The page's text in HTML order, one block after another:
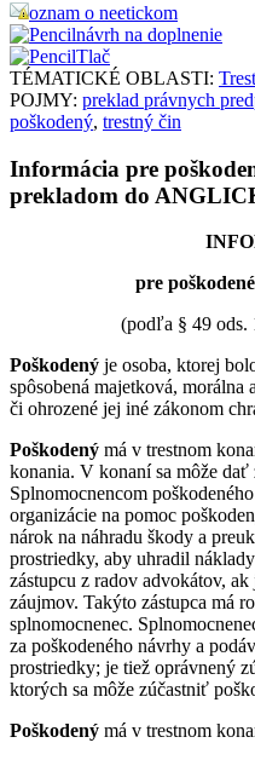
oznam o neetickom
návrh na doplnenie
Tlač
TÉMATICKÉ OBLASTI:
POJMY: preklad právnych
poškodený, trestný čin
Informácia pre
prekladom do
pre
(podľa § 49 ods.
Poškodený je osoba, ktorej
spôsobená majetková, morálna
či ohrozené jej iné zákonom
Poškodený má v trestnom
konania. V konaní sa môže
Splnomocnencom
organizácie na pomoc
nárok na náhradu škody a
prostriedky, aby uhradil
zástupcu z radov advokátov,
záujmov. Takýto zástupca má
splnomocnenec.
za poškodeného návrhy a
prostriedky; je tiež oprávnený
ktorých sa môže zúčastniť
Poškodený má v trestnom